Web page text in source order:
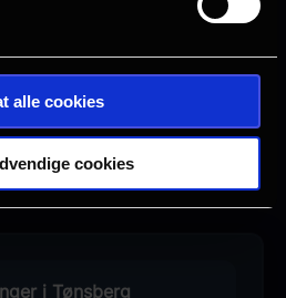
alle cookies
cookies
Se galleri
i Tønsberg